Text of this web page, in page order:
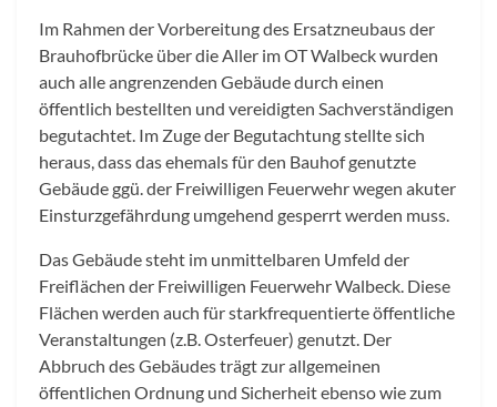
Im Rahmen der Vorbereitung des Ersatzneubaus der
Brauhofbrücke über die Aller im OT Walbeck wurden
auch alle angrenzenden Gebäude durch einen
öffentlich bestellten und vereidigten Sachverständigen
begutachtet. Im Zuge der Begutachtung stellte sich
heraus, dass das ehemals für den Bauhof genutzte
Gebäude ggü. der Freiwilligen Feuerwehr wegen akuter
Einsturzgefährdung umgehend gesperrt werden muss.
Das Gebäude steht im unmittelbaren Umfeld der
Freiflächen der Freiwilligen Feuerwehr Walbeck. Diese
Flächen werden auch für starkfrequentierte öffentliche
Veranstaltungen (z.B. Osterfeuer) genutzt. Der
Abbruch des Gebäudes trägt zur allgemeinen
öffentlichen Ordnung und Sicherheit ebenso wie zum